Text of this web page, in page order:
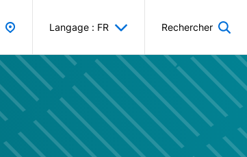
Langage : FR Rechercher